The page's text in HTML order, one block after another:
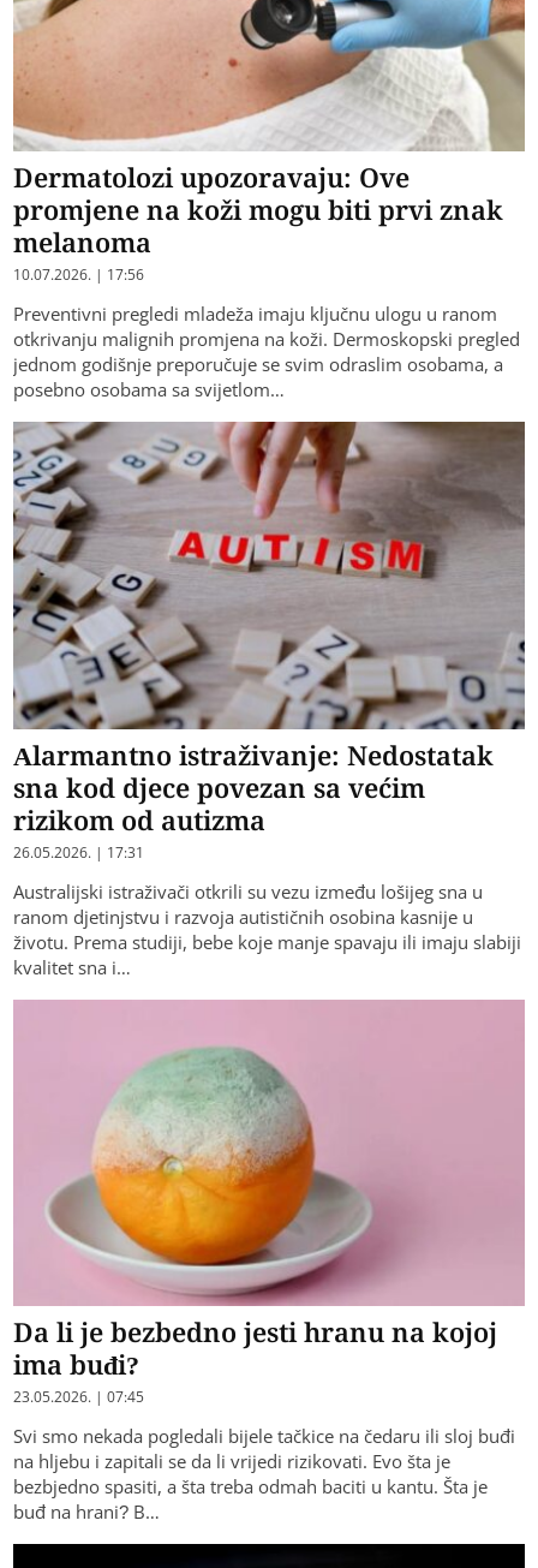
Dermatolozi upozoravaju: Ove
promjene na koži mogu biti prvi znak
melanoma
10.07.2026. | 17:56
Preventivni pregledi mladeža imaju ključnu ulogu u ranom
otkrivanju malignih promjena na koži. Dermoskopski pregled
jednom godišnje preporučuje se svim odraslim osobama, a
posebno osobama sa svijetlom…
Alarmantno istraživanje: Nedostatak
sna kod djece povezan sa većim
rizikom od autizma
26.05.2026. | 17:31
Australijski istraživači otkrili su vezu između lošijeg sna u
ranom d‌jetinjstvu i razvoja autističnih osobina kasnije u
životu. Prema studiji, bebe koje manje spavaju ili imaju slabiji
kvalitet sna i…
Da li je bezbedno jesti hranu na kojoj
ima buđi?
23.05.2026. | 07:45
Svi smo nekada pogledali bijele tačkice na čedaru ili sloj buđi
na hljebu i zapitali se da li vrijedi rizikovati. Evo šta je
bezbjedno spasiti, a šta treba odmah baciti u kantu. Šta je
buđ na hrani? B…